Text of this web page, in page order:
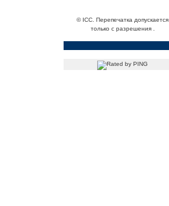
© ICC. Перепечатка допускается
только с разрешения .